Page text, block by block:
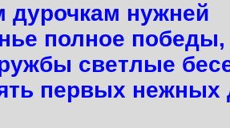
дурочкам нужней
полное победы,
светлые
первых нежных